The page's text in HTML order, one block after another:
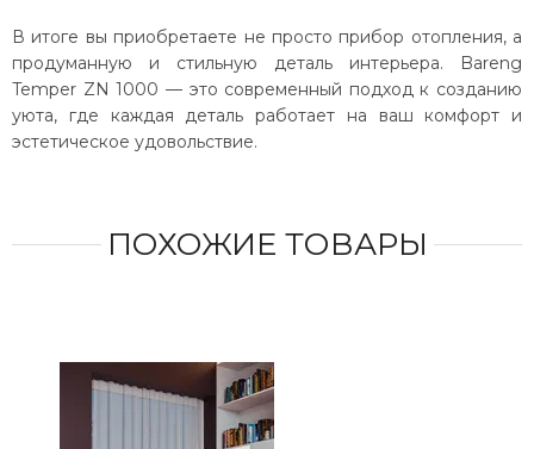
В итоге вы приобретаете не просто прибор отопления, а
продуманную и стильную деталь интерьера. Bareng
Temper ZN 1000 — это современный подход к созданию
уюта, где каждая деталь работает на ваш комфорт и
эстетическое удовольствие.
ПОХОЖИЕ ТОВАРЫ